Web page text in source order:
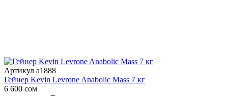
Артикул a1888
Гейнер Kevin Levrone Anabolic Mass 7 кг
6 600 сом